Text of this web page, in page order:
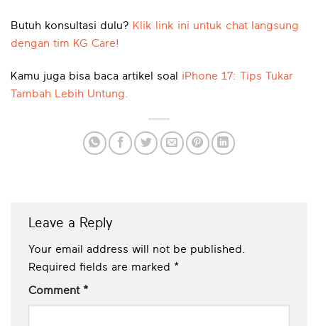
Butuh konsultasi dulu? Klik link ini untuk chat langsung
dengan tim KG Care!
Kamu juga bisa baca artikel soal iPhone 17: Tips Tukar
Tambah Lebih Untung.
Leave a Reply
Your email address will not be published.
Required fields are marked *
Comment *